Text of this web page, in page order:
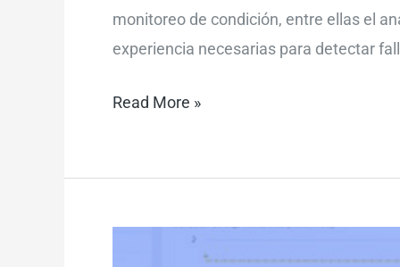
monitoreo de condición, entre ellas el
experiencia necesarias para detectar
Read More »